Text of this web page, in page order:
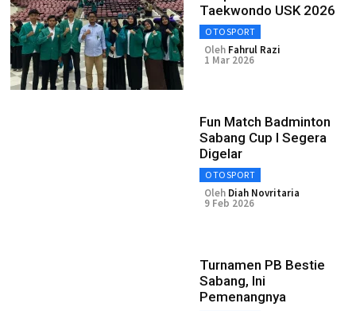
Taekwondo USK 2026
OTOSPORT
Oleh Fahrul Razi
1 Mar 2026
Fun Match Badminton
Sabang Cup I Segera
Digelar
OTOSPORT
Oleh Diah Novritaria
9 Feb 2026
Turnamen PB Bestie
Sabang, Ini
Pemenangnya